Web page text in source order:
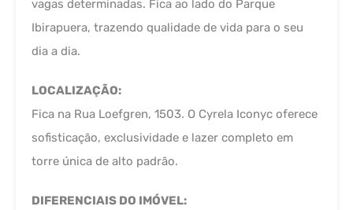
vagas determinadas. Fica ao lado do Parque
Ibirapuera, trazendo qualidade de vida para o seu
dia a dia.
LOCALIZAÇÃO:
Fica na Rua Loefgren, 1503. O Cyrela Iconyc oferece
sofisticação, exclusividade e lazer completo em
torre única de alto padrão.
DIFERENCIAIS DO IMÓVEL: